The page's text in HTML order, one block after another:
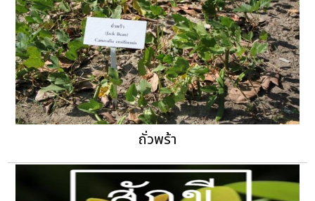
ถั่วพร้า